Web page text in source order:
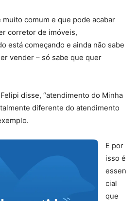
muito comum e que pode acabar
corretor de imóveis,
está começando e ainda não sabe
vender – só sabe que quer
disse, “atendimento do Minha
diferente do atendimento
E por
isso é
essen
cial
que